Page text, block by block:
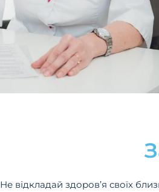
Не відкладай здоров’я своїх